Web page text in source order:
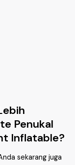
Penukal
Inflatable?
sekarang juga